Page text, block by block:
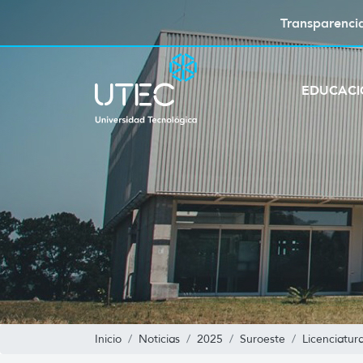
Inicio Noticias 2025 Suroeste